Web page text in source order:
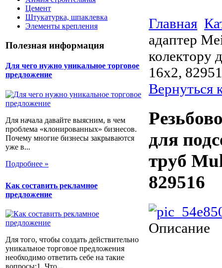
Цемент
Штукатурка, шпаклевка
Элементы крепления
Полезная информация
Для чего нужно уникальное торговое
предложение
Для начала давайте выясним, в чем
проблема «клонированных» бизнесов.
Почему многие бизнесы закрываются
уже в...
Подробнее »
Как составить рекламное
предложение
Для того, чтобы создать действительно
уникальное торговое предложения
необходимо ответить себе на такие
вопросы:1. Что...
Главная
адаптер
колектору
16x2,
Вернуться
для
труб
829516
Описание